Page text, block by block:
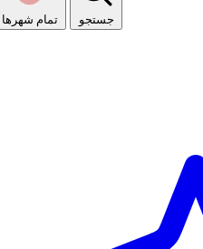
تمام شهر‌ها جستجو